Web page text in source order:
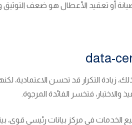
أو تعقيد الأعطال هو ضعف
زيادة التكرار قد تحسن الاعتمادية،
فتخسر الفائدة المرجوة.
في مركز بيانات رئيسي قوي،